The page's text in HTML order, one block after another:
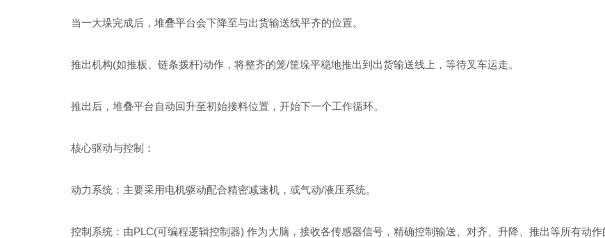
当一大垛完成后，堆叠平台会下降至与出货输送线平齐的位置。
推出机构(如推板、链条拨杆)动作，将整齐的笼/筐垛平稳地推出到出货输送线上，等待叉车运走。
推出后，堆叠平台自动回升至初始接料位置，开始下一个工作循环。
核心驱动与控制：
动力系统：主要采用电机驱动配合精密减速机，或气动/液压系统。
控制系统：由PLC(可编程逻辑控制器) 作为大脑，接收各传感器信号，精确控制输送、对齐、升降、推出等所有动